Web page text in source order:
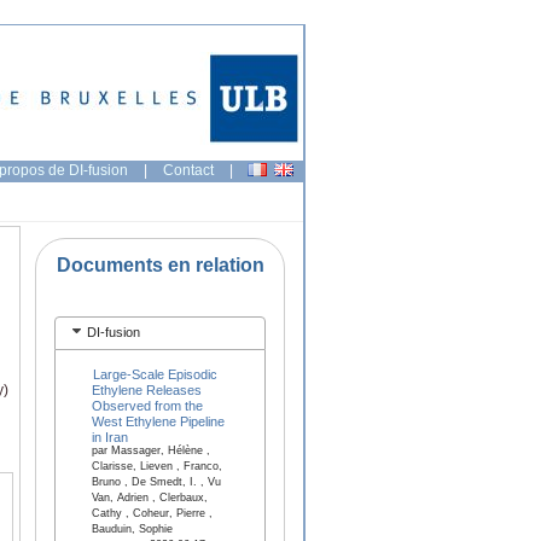
de DI-fusion | Contact |
Documents en relation
DI-fusion
Large-Scale Episodic
Ethylene Releases
Observed from the
West Ethylene Pipeline
in Iran
par Massager, Hélène ,
Clarisse, Lieven , Franco,
Bruno , De Smedt, I. , Vu
Van, Adrien , Clerbaux,
Cathy , Coheur, Pierre ,
Bauduin, Sophie